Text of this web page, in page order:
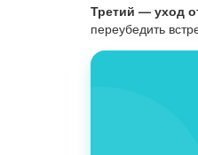
Третий — уход
переубедить